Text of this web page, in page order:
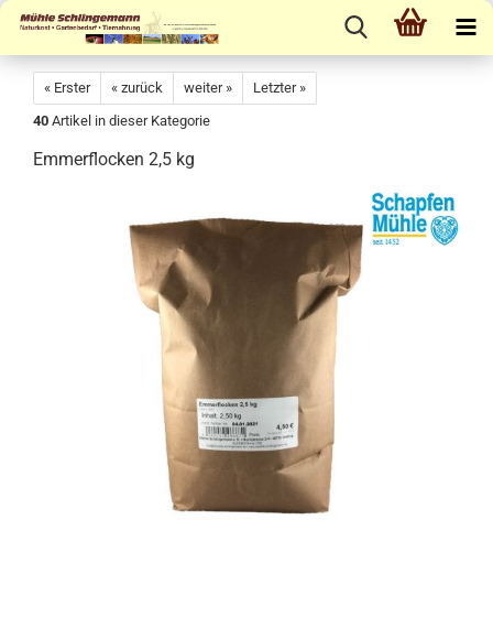
« Erster « zurück weiter »
Letzter »
40 Artikel in dieser Kategorie
Emmerflocken 2,5 kg